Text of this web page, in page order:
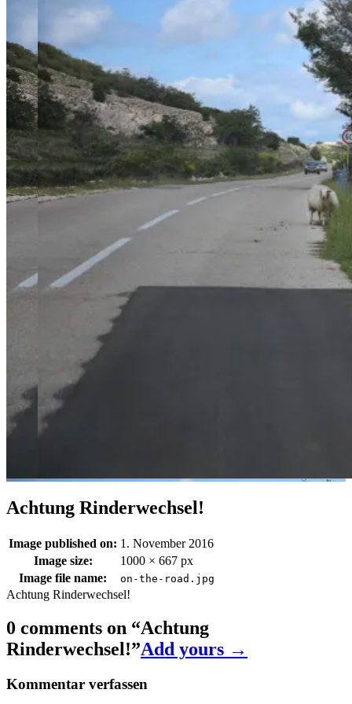
Achtung Rinderwechsel!
Image published on: 1. November 2016
Image size:
1000 × 667 px
Image file name:
on-the-road.jpg
Achtung Rinderwechsel!
0 comments on “Achtung
Rinderwechsel!”Add yours →
Kommentar verfassen